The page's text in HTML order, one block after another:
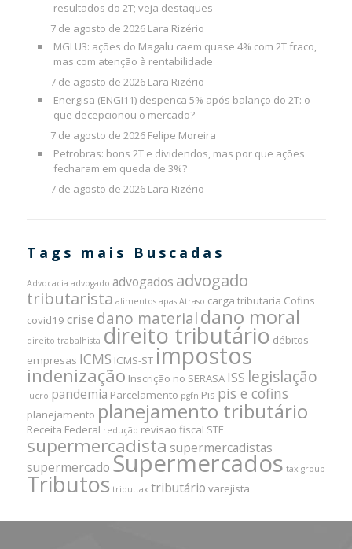
resultados do 2T; veja destaques
7 de agosto de 2026 Lara Rizério
MGLU3: ações do Magalu caem quase 4% com 2T fraco,
mas com atenção à rentabilidade
7 de agosto de 2026 Lara Rizério
Energisa (ENGI11) despenca 5% após balanço do 2T: o
que decepcionou o mercado?
7 de agosto de 2026 Felipe Moreira
Petrobras: bons 2T e dividendos, mas por que ações
fecharam em queda de 3%?
7 de agosto de 2026 Lara Rizério
Tags mais Buscadas
Advocacia advogado advogados advogado
tributarista alimentos apas Atraso carga tributaria Cofins
covid19 crise dano materialdano moral
direito trabalhista direito tributário débitos
empresas ICMS ICMS-ST impostos
indenização Inscrição no SERASA ISS legislação
lucro pandemia Parcelamento pgfn Pis pis e cofins
planejamento planejamento tributário
Receita Federal redução revisao fiscal STF
supermercadista supermercadistas
supermercado Supermercados tax group
Tributos tributtax tributário varejista